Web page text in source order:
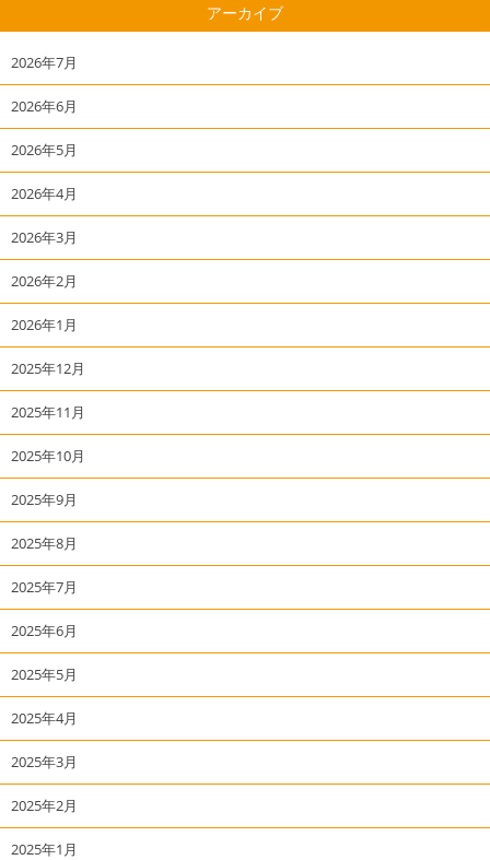
アーカイブ
2026年7月
2026年6月
2026年5月
2026年4月
2026年3月
2026年2月
2026年1月
2025年12月
2025年11月
2025年10月
2025年9月
2025年8月
2025年7月
2025年6月
2025年5月
2025年4月
2025年3月
2025年2月
2025年1月